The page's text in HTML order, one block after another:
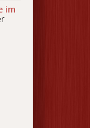
im